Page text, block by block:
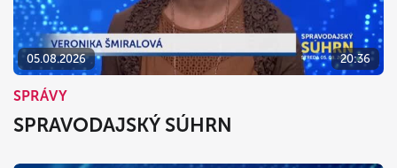
05.08.2026 20:36
SPRÁVY
SPRAVODAJSKÝ SÚHRN